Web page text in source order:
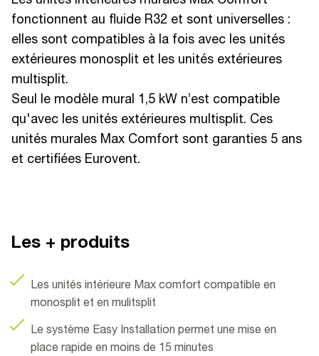
fonctionnent au fluide R32 et sont universelles :
elles sont compatibles à la fois avec les unités
extérieures monosplit et les unités extérieures
multisplit.
Seul le modèle mural 1,5 kW n’est compatible
qu'avec les unités extérieures multisplit. Ces
unités murales Max Comfort sont garanties 5 ans
et certifiées Eurovent.
Les + produits
Les unités intérieure Max comfort compatible en
monosplit et en mulitsplit
Le système Easy Installation permet une mise en
place rapide en moins de 15 minutes